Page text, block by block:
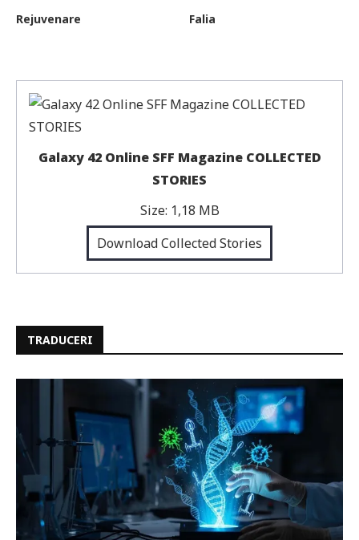
Rejuvenare Falia
Galaxy 42 Online SFF Magazine COLLECTED
STORIES
Size: 1,18 MB
Download Collected Stories
TRADUCERI